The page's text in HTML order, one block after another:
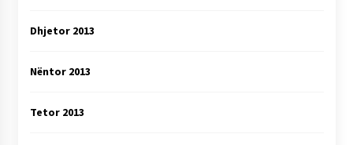
Dhjetor 2013
Nëntor 2013
Tetor 2013